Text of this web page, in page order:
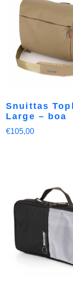
Snuittas
Large – boa
€105,00